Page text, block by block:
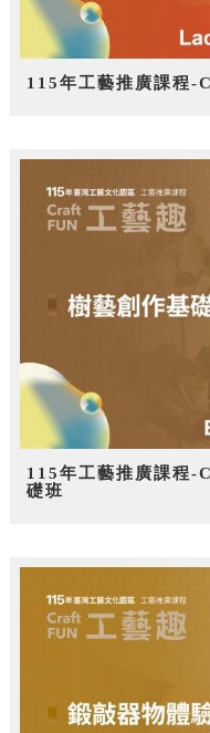
115年工藝推廣課程-
115年工藝推廣課程-
礎班